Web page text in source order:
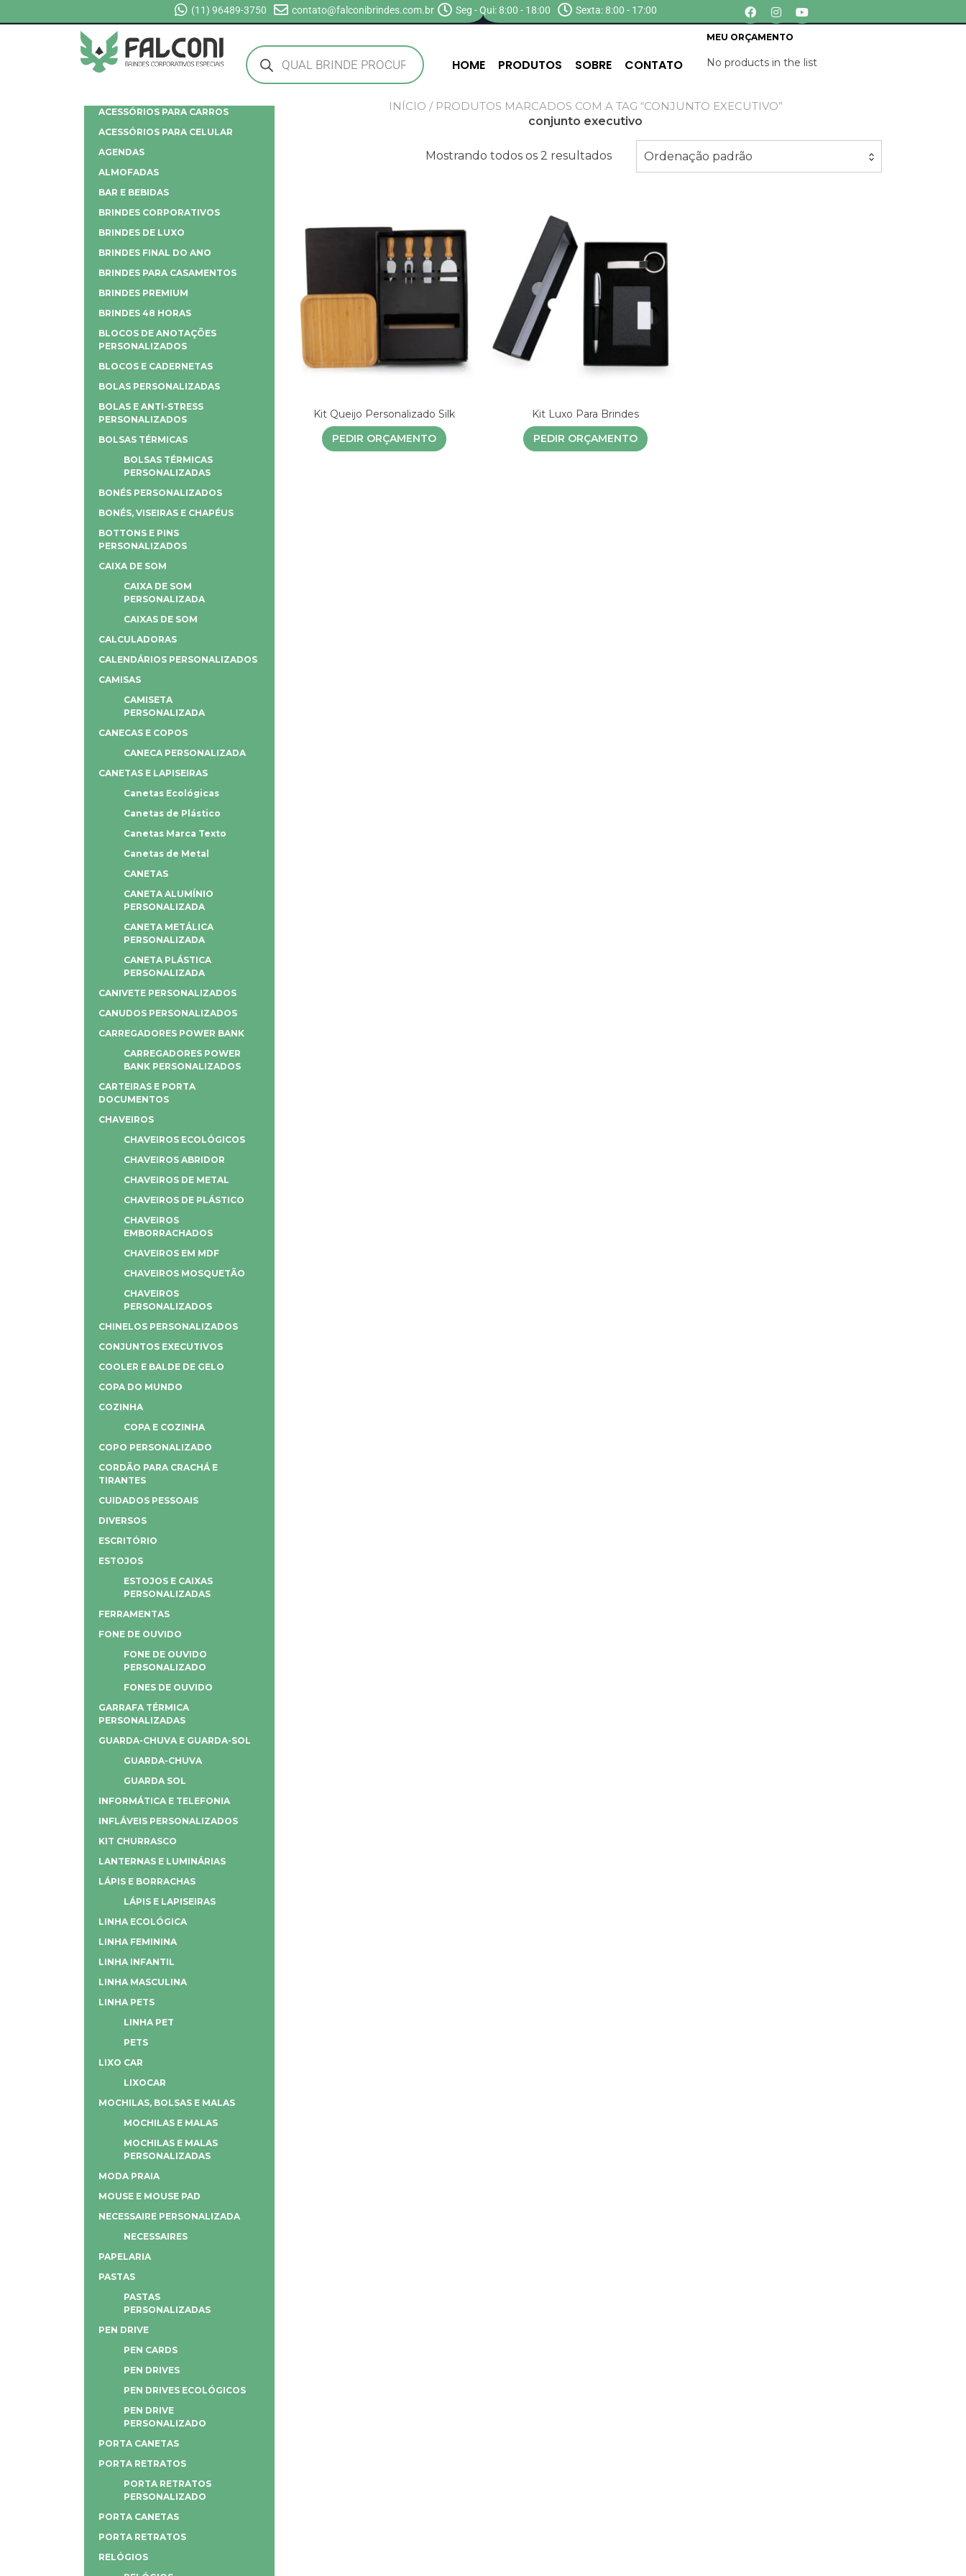
(11) 96489-3750 contato@falconibrindes.com.br Seg - Qui: 8:00 - 18:00 Sexta: 8:00 - 17:00
HOME PRODUTOS SOBRE CONTATO
MEU ORÇAMENTO
No products in the list
INÍCIO / PRODUTOS MARCADOS COM A TAG “CONJUNTO EXECUTIVO”
conjunto executivo
Mostrando todos os 2 resultados Ordenação padrão
Kit Queijo Personalizado Silk
PEDIR ORÇAMENTO
Kit Luxo Para Brindes
PEDIR ORÇAMENTO
ACESSÓRIOS PARA CARROS
ACESSÓRIOS PARA CELULAR
AGENDAS
ALMOFADAS
BAR E BEBIDAS
BRINDES CORPORATIVOS
BRINDES DE LUXO
BRINDES FINAL DO ANO
BRINDES PARA CASAMENTOS
BRINDES PREMIUM
BRINDES 48 HORAS
BLOCOS DE ANOTAÇÕES
PERSONALIZADOS
BLOCOS E CADERNETAS
BOLAS PERSONALIZADAS
BOLAS E ANTI-STRESS
PERSONALIZADOS
BOLSAS TÉRMICAS
BOLSAS TÉRMICAS
PERSONALIZADAS
BONÉS PERSONALIZADOS
BONÉS, VISEIRAS E CHAPÉUS
BOTTONS E PINS
PERSONALIZADOS
CAIXA DE SOM
CAIXA DE SOM
PERSONALIZADA
CAIXAS DE SOM
CALCULADORAS
CALENDÁRIOS PERSONALIZADOS
CAMISAS
CAMISETA
PERSONALIZADA
CANECAS E COPOS
CANECA PERSONALIZADA
CANETAS E LAPISEIRAS
Canetas Ecológicas
Canetas de Plástico
Canetas Marca Texto
Canetas de Metal
CANETAS
CANETA ALUMÍNIO
PERSONALIZADA
CANETA METÁLICA
PERSONALIZADA
CANETA PLÁSTICA
PERSONALIZADA
CANIVETE PERSONALIZADOS
CANUDOS PERSONALIZADOS
CARREGADORES POWER BANK
CARREGADORES POWER
BANK PERSONALIZADOS
CARTEIRAS E PORTA
DOCUMENTOS
CHAVEIROS
CHAVEIROS ECOLÓGICOS
CHAVEIROS ABRIDOR
CHAVEIROS DE METAL
CHAVEIROS DE PLÁSTICO
CHAVEIROS
EMBORRACHADOS
CHAVEIROS EM MDF
CHAVEIROS MOSQUETÃO
CHAVEIROS
PERSONALIZADOS
CHINELOS PERSONALIZADOS
CONJUNTOS EXECUTIVOS
COOLER E BALDE DE GELO
COPA DO MUNDO
COZINHA
COPA E COZINHA
COPO PERSONALIZADO
CORDÃO PARA CRACHÁ E
TIRANTES
CUIDADOS PESSOAIS
DIVERSOS
ESCRITÓRIO
ESTOJOS
ESTOJOS E CAIXAS
PERSONALIZADAS
FERRAMENTAS
FONE DE OUVIDO
FONE DE OUVIDO
PERSONALIZADO
FONES DE OUVIDO
GARRAFA TÉRMICA
PERSONALIZADAS
GUARDA-CHUVA E GUARDA-SOL
GUARDA-CHUVA
GUARDA SOL
INFORMÁTICA E TELEFONIA
INFLÁVEIS PERSONALIZADOS
KIT CHURRASCO
LANTERNAS E LUMINÁRIAS
LÁPIS E BORRACHAS
LÁPIS E LAPISEIRAS
LINHA ECOLÓGICA
LINHA FEMININA
LINHA INFANTIL
LINHA MASCULINA
LINHA PETS
LINHA PET
PETS
LIXO CAR
LIXOCAR
MOCHILAS, BOLSAS E MALAS
MOCHILAS E MALAS
MOCHILAS E MALAS
PERSONALIZADAS
MODA PRAIA
MOUSE E MOUSE PAD
NECESSAIRE PERSONALIZADA
NECESSAIRES
PAPELARIA
PASTAS
PASTAS
PERSONALIZADAS
PEN DRIVE
PEN CARDS
PEN DRIVES
PEN DRIVES ECOLÓGICOS
PEN DRIVE
PERSONALIZADO
PORTA CANETAS
PORTA RETRATOS
PORTA RETRATOS
PERSONALIZADO
PORTA CANETAS
PORTA RETRATOS
RELÓGIOS